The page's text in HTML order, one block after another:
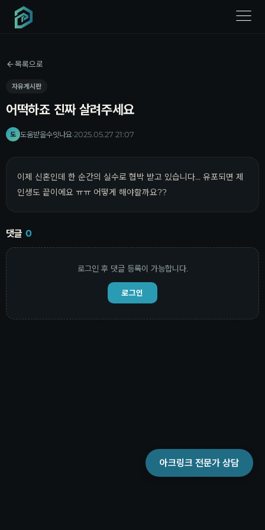
menu
목록으로
자유게시판
어떡하죠 진짜 살려주세요
도 도움받을수잇나요·2025.05.27 21:07
이제 신혼인데 한 순간의 실수로 협박 받고 있습니다... 유포되면 제
인생도 끝이에요 ㅠㅠ 어떻게 해야할까요??
댓글 0
로그인 후 댓글 등록이 가능합니다.
로그인
아크링크 전문가 상담